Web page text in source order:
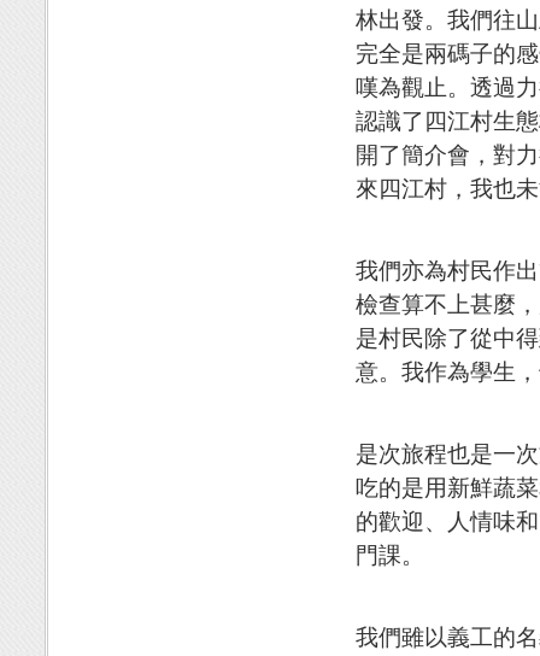
林出發。我們往
完全是兩碼子的
嘆為觀止。透過
認識了四江村生
開了簡介會，對
來四江村，我也
我們亦為村民作
檢查算不上甚麼
是村民除了從中
意。我作為學生
是次旅程也是一
吃的是用新鮮蔬
的歡迎、人情味
門課。
我們雖以義工的